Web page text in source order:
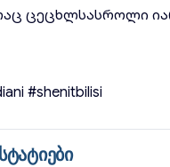
ცეცხლსასროლი
#shenitbilisi